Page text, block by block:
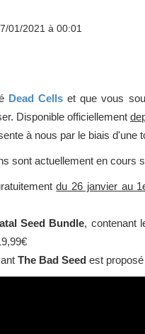
01/2021 à 00:01
Dead Cells et que vous
Disponible officiellement
à nous par le biais d'une
sont actuellement en cours
du 26 janvier au
Seed Bundle, contenant
The Bad Seed est